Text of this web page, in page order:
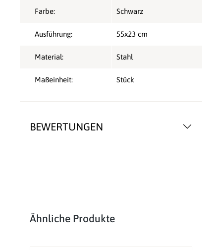
BEWERTUNGEN
Farbe: Schwarz
Ausführung: 55x23 cm
Material: Stahl
Maßeinheit: Stück
Produktgalerie überspringen
Ähnliche Produkte